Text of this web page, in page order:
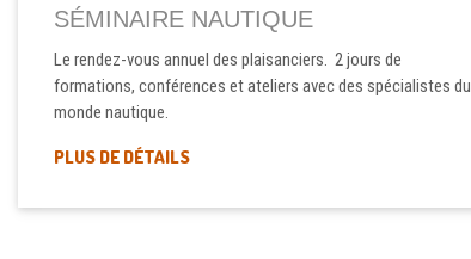
SÉMINAIRE NAUTIQUE
Le rendez-vous annuel des plaisanciers. 2 jours de
formations, conférences et ateliers avec des spécialistes du
monde nautique.
PLUS DE DÉTAILS